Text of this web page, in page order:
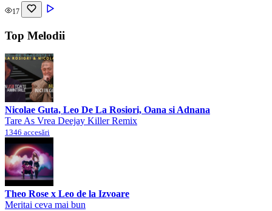
17
Top Melodii
Nicolae Guta, Leo De La Rosiori, Oana si Adnana
Tare As Vrea Deejay Killer Remix
1346 accesări
Theo Rose x Leo de la Izvoare
Meritai ceva mai bun